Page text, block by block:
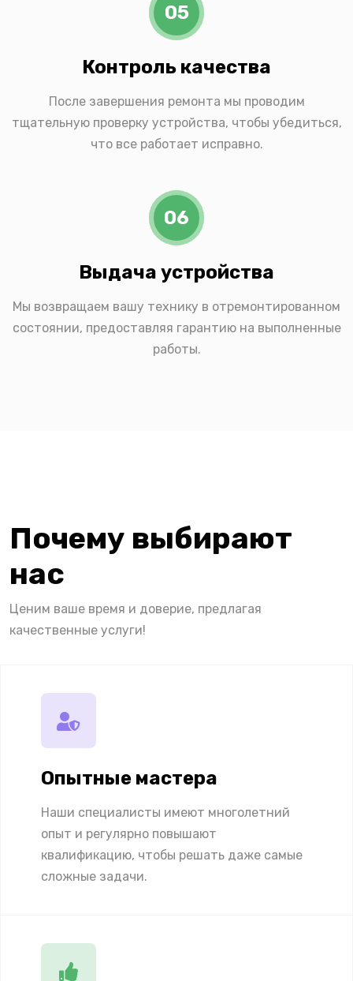
05
Контроль качества
После завершения ремонта мы проводим
тщательную проверку устройства, чтобы убедиться,
что все работает исправно.
06
Выдача устройства
Мы возвращаем вашу технику в отремонтированном
состоянии, предоставляя гарантию на выполненные
работы.
Почему выбирают
нас
Ценим ваше время и доверие, предлагая
качественные услуги!
Опытные мастера
Наши специалисты имеют многолетний
опыт и регулярно повышают
квалификацию, чтобы решать даже самые
сложные задачи.